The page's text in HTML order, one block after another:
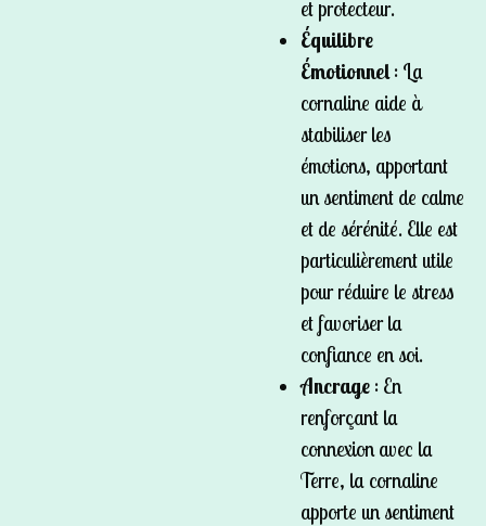
et protecteur.
Équilibre
Émotionnel: La
cornaline aide à
stabiliser les
émotions, apportant
un sentiment de calme
et de sérénité. Elle est
particulièrement utile
pour réduire le stress
et favoriser la
confiance en soi.
Ancrage : En
renforçant la
connexion avec la
Terre, la cornaline
apporte un sentiment